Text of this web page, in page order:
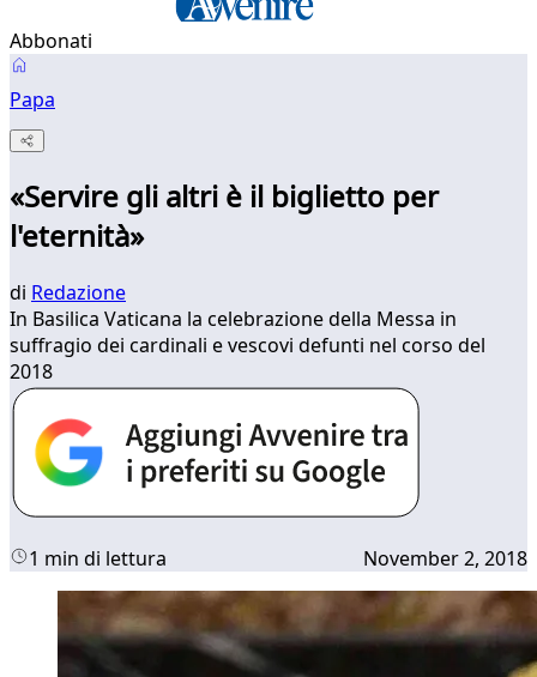
Abbonati
Papa
«Servire gli altri è il biglietto per
l'eternità»
di Redazione
In Basilica Vaticana la celebrazione della Messa in
suffragio dei cardinali e vescovi defunti nel corso del
2018
1 min di lettura November 2, 2018